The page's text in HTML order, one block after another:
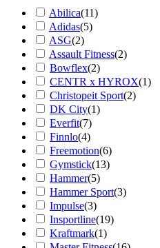
Abilica(11)
Adidas(5)
ASG(2)
Assault Fitness(2)
Bowflex(2)
CENTR x HYROX(1)
Christopeit Sport(2)
DK City(1)
Everfit(7)
Finnlo(4)
Freemotion(6)
Gymstick(13)
Hammer(5)
Hammer Sport(3)
Impulse(3)
Insportline(19)
Kraftmark(1)